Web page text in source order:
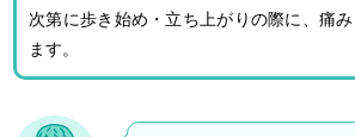
次第に歩き始め・立ち上がりの際に、痛
ます。